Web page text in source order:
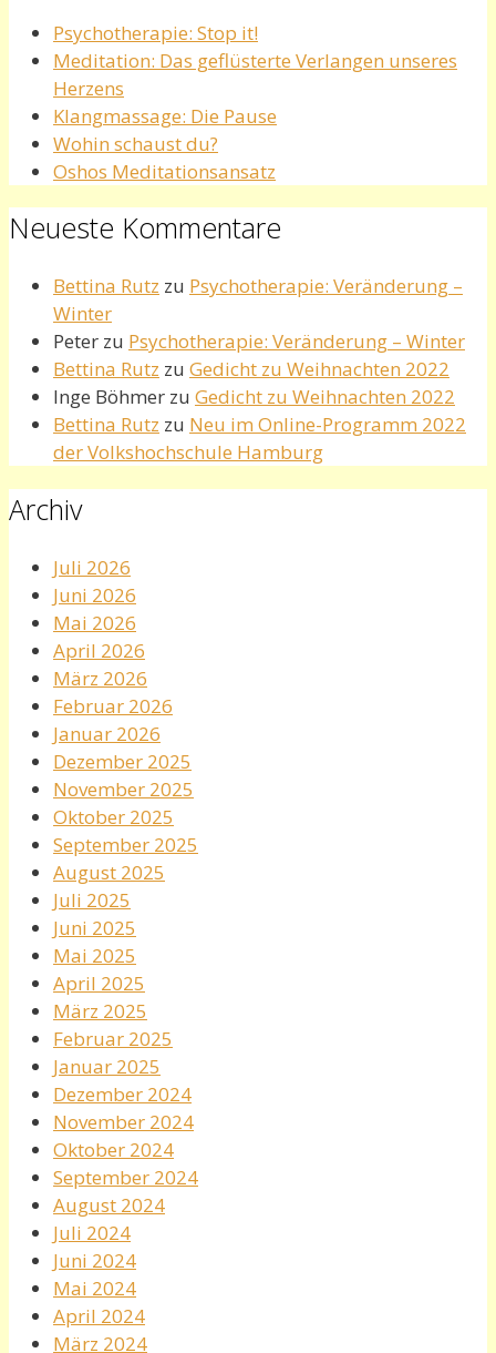
Psychotherapie: Stop it!
Meditation: Das geflüsterte Verlangen unseres
Herzens
Klangmassage: Die Pause
Wohin schaust du?
Oshos Meditationsansatz
Neueste Kommentare
Bettina Rutz zu Psychotherapie: Veränderung –
Winter
Peter zu Psychotherapie: Veränderung – Winter
Bettina Rutz zu Gedicht zu Weihnachten 2022
Inge Böhmer zu Gedicht zu Weihnachten 2022
Bettina Rutz zu Neu im Online-Programm 2022
der Volkshochschule Hamburg
Archiv
Juli 2026
Juni 2026
Mai 2026
April 2026
März 2026
Februar 2026
Januar 2026
Dezember 2025
November 2025
Oktober 2025
September 2025
August 2025
Juli 2025
Juni 2025
Mai 2025
April 2025
März 2025
Februar 2025
Januar 2025
Dezember 2024
November 2024
Oktober 2024
September 2024
August 2024
Juli 2024
Juni 2024
Mai 2024
April 2024
März 2024